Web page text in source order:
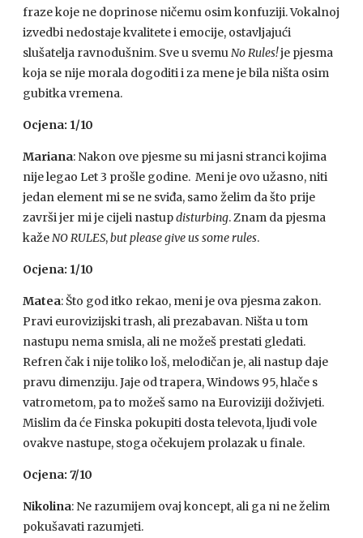
fraze koje ne doprinose ničemu osim konfuziji. Vokalnoj
izvedbi nedostaje kvalitete i emocije, ostavljajući
slušatelja ravnodušnim. Sve u svemuNo Rules!je pjesma
koja se nije morala dogoditi i za mene je bila ništa osim
gubitka vremena.
Ocjena: 1/10
Mariana: Nakon ove pjesme su mi jasni stranci kojima
nije legao Let 3 prošle godine. Meni je ovo užasno, niti
jedan element mi se ne sviđa, samo želim da što prije
završi jer mi je cijeli nastupdisturbing. Znam da pjesma
kažeNO RULES,but please give us some rules.
Ocjena: 1/10
Matea: Što god itko rekao, meni je ova pjesma zakon.
Pravi eurovizijski trash, ali prezabavan. Ništa u tom
nastupu nema smisla, ali ne možeš prestati gledati.
Refren čak i nije toliko loš, melodičan je, ali nastup daje
pravu dimenziju. Jaje od trapera, Windows 95, hlače s
vatrometom, pa to možeš samo na Euroviziji doživjeti.
Mislim da će Finska pokupiti dosta televota, ljudi vole
ovakve nastupe, stoga očekujem prolazak u finale.
Ocjena: 7/10
Nikolina: Ne razumijem ovaj koncept, ali ga ni ne želim
pokušavati razumjeti.